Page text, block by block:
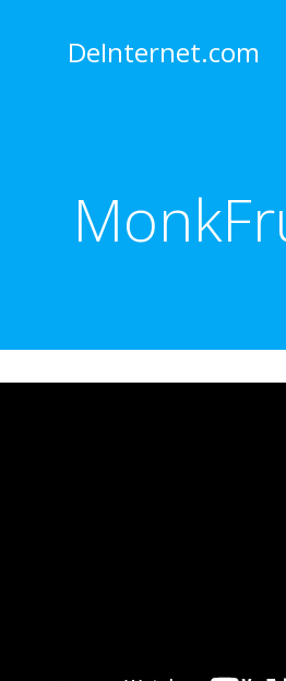
DeInternet.com